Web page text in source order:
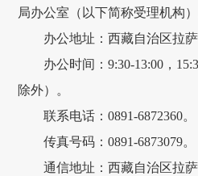
局办公室 （以下简称受理机构）
办公地址：西藏自治区拉
办公时间 ：9:30-13:00 ， 15:
除外）。
联系电话：0891-6872360。
传真号码 ：0891-6873079。
通信地址：西藏自治区拉